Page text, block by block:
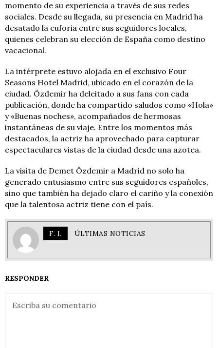
momento de su experiencia a través de sus redes
sociales. Desde su llegada, su presencia en Madrid ha
desatado la euforia entre sus seguidores locales,
quienes celebran su elección de España como destino
vacacional.
La intérprete estuvo alojada en el exclusivo Four
Seasons Hotel Madrid, ubicado en el corazón de la
ciudad. Özdemir ha deleitado a sus fans con cada
publicación, donde ha compartido saludos como «Hola»
y «Buenas noches», acompañados de hermosas
instantáneas de su viaje. Entre los momentos más
destacados, la actriz ha aprovechado para capturar
espectaculares vistas de la ciudad desde una azotea.
La visita de Demet Özdemir a Madrid no solo ha
generado entusiasmo entre sus seguidores españoles,
sino que también ha dejado claro el cariño y la conexión
que la talentosa actriz tiene con el país.
F. I. ÚLTIMAS NOTICIAS
RESPONDER